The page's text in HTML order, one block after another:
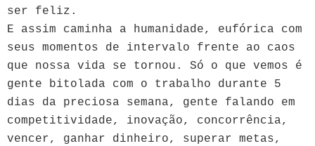
ser feliz.
E assim caminha a humanidade, eufórica com
seus momentos de intervalo frente ao caos
que nossa vida se tornou. Só o que vemos é
gente bitolada com o trabalho durante 5
dias da preciosa semana, gente falando em
competitividade, inovação, concorrência,
vencer, ganhar dinheiro, superar metas,